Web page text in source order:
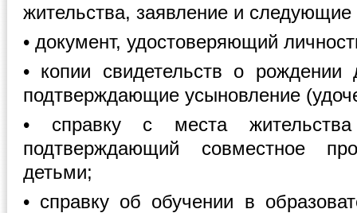
жительства, заявление и
• документ, удостоверяющий
• копии свидетельств о
подтверждающие усыновление
• справку с места
подтверждающий совместное
детьми;
• справку об обучении в